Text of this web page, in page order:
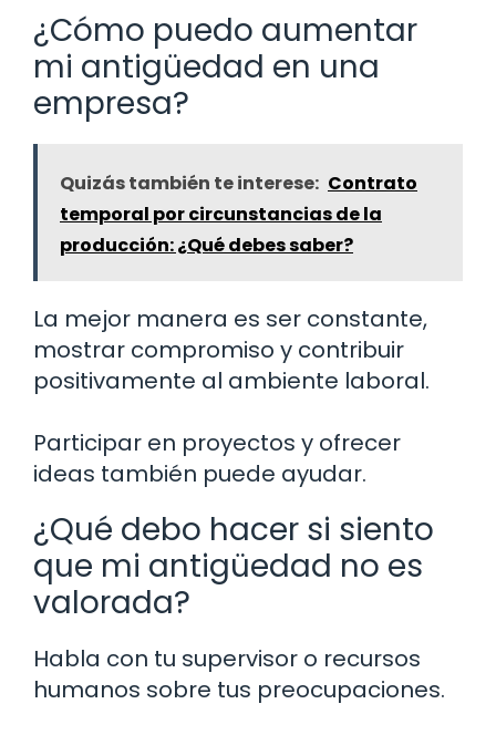
¿Cómo puedo aumentar
mi antigüedad en una
empresa?
Quizás también te interese: Contrato
temporal por circunstancias de la
producción: ¿Qué debes saber?
La mejor manera es ser constante,
mostrar compromiso y contribuir
positivamente al ambiente laboral.
Participar en proyectos y ofrecer
ideas también puede ayudar.
¿Qué debo hacer si siento
que mi antigüedad no es
valorada?
Habla con tu supervisor o recursos
humanos sobre tus preocupaciones.